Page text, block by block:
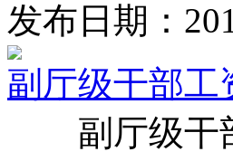
发布日期：
副厅级干部工
副厅级干部